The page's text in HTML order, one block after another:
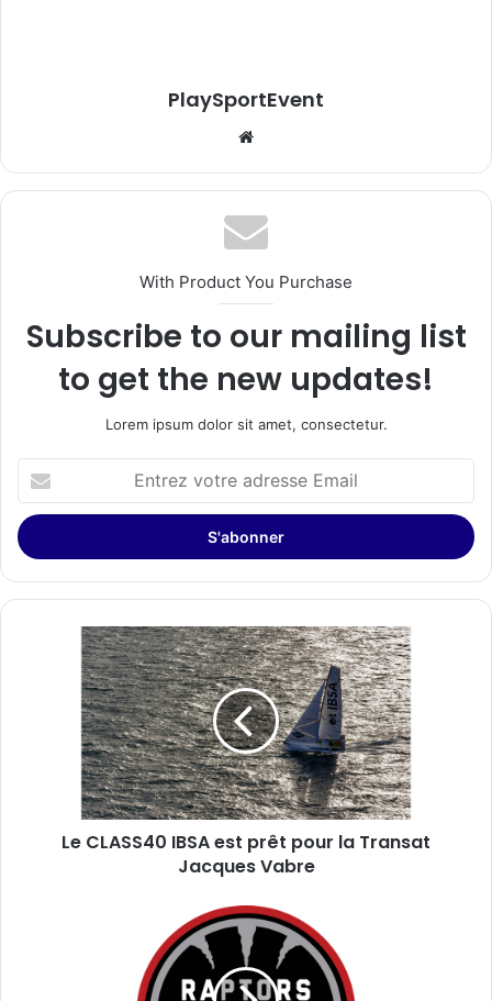
PlaySportEvent
With Product You Purchase
Subscribe to our mailing list
to get the new updates!
Lorem ipsum dolor sit amet, consectetur.
votre
adresse
Email
Le CLASS40 IBSA est prêt pour la Transat
Jacques Vabre